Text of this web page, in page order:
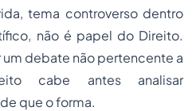
tema controverso dentro
não é papel do Direito.
debate não pertencente a
cabe antes analisar
que o forma.